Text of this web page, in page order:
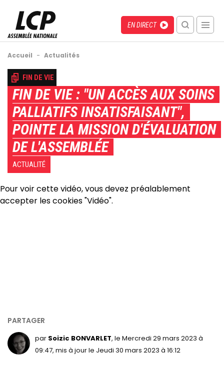
contenu
principal
Menu
recherche
mobile
Direct
EN DIRECT
Fil
d'Ariane
Accueil - Actualités
Back
to
top
FIN DE VIE
FIN DE VIE : "UN ACCÈS AUX SOINS
PALLIATIFS INSATISFAISANT",
POINTE LA MISSION D'ÉVALUATION
DE L'ASSEMBLÉE
ACTUALITÉ
Pour voir cette vidéo, vous devez préalablement
accepter les cookies "Vidéo".
par Soizic BONVARLET, le Mercredi 29 mars 2023 à
09:47, mis à jour le Jeudi 30 mars 2023 à 16:12